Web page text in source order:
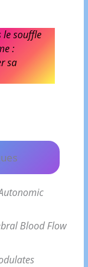
le souffle
:
sa
Blood Flow